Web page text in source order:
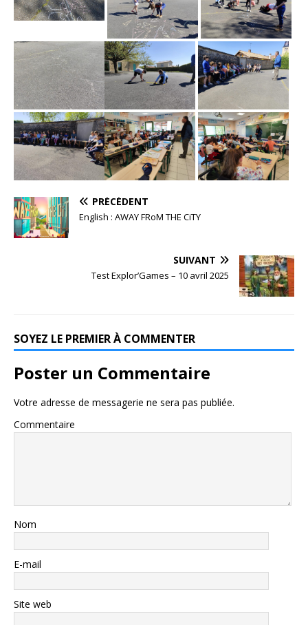
PRÉCÉDENT
English : AWAY FRoM THE CiTY
SUIVANT
Test Explor’Games – 10 avril 2025
SOYEZ LE PREMIER À COMMENTER
Poster un Commentaire
Votre adresse de messagerie ne sera pas publiée.
Commentaire
Nom
E-mail
Site web